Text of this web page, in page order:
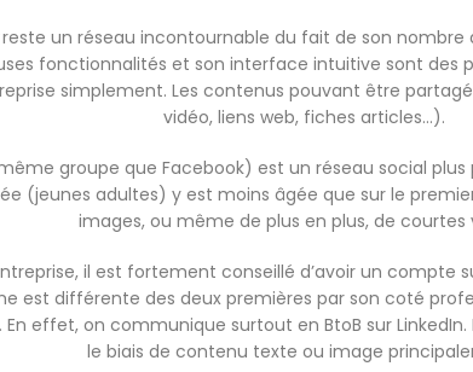
un réseau incontournable du fait de son nombre
fonctionnalités et son interface intuitive sont des
simplement. Les contenus pouvant être
vidéo, liens web, fiches articles…).
groupe que Facebook) est un réseau social
(jeunes adultes) y est moins âgée que sur le
images, ou même de plus en plus, de courtes
il est fortement conseillé d’avoir un compte
est différente des deux premières par son coté
effet, on communique surtout en BtoB sur
le biais de contenu texte ou image